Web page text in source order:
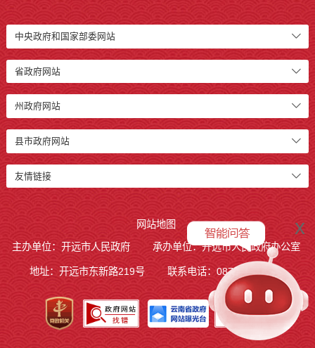
中央政府和国家部委网站
省政府网站
州政府网站
县市政府网站
友情链接
网站地图
主办单位：开远市人民政府
承办单位：开远市人民政府办公室
地址：开远市东新路219号 联系电话：0873-7236877
x